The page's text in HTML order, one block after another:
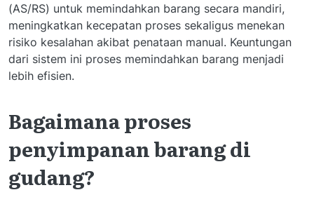
(AS/RS) untuk memindahkan barang secara mandiri,
meningkatkan kecepatan proses sekaligus menekan
risiko kesalahan akibat penataan manual. Keuntungan
dari sistem ini proses memindahkan barang menjadi
lebih efisien.
Bagaimana proses
penyimpanan barang di
gudang?